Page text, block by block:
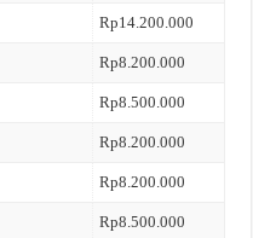
Rp14.200.000
Rp8.200.000
Rp8.500.000
Rp8.200.000
Rp8.200.000
Rp8.500.000